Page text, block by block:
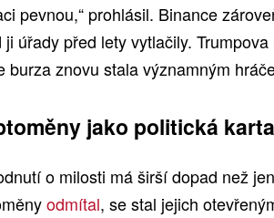
pevnou,“ prohlásil. Binance
ji úřady před lety vytlačily.
burza znovu stala významným
jako politická karta
o milosti má širší dopad než
odmítal, se stal jejich